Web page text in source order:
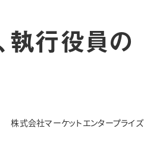
執行役員の
株式会社マーケットエンタープライズ